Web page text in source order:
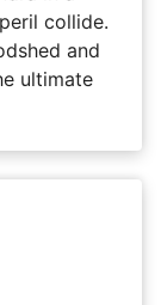
collide.
and
ultimate